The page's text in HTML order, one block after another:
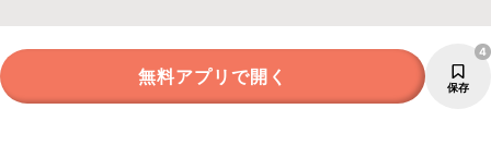
無料アプリで開く 保存
4